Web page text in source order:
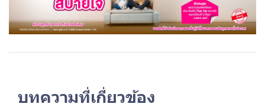
บทความที่เกี่ยวข้อง